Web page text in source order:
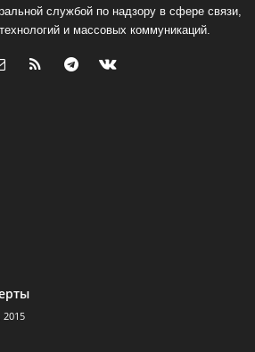
службой по надзору в сфере связи,
и массовых коммуникаций.
2015